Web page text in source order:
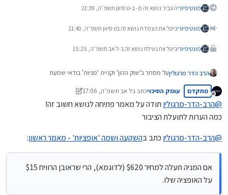
מונטיפיוריהעביר נושא זה מ- ב-ט סיוון תשפ״ה, 21:39
מונטיפיוריביטל את הצמדת נושא זה בט סיוון תשפ״ה, 21:40
מונטיפיוריביטל את נעילת נושא זה ב-ל אב תשפ״ה, 15:25
הרב הדר מרגוליןעל מסחר ב'שוק ההון' וקניית 'מניות' בודאי שמעת
ברצוני ליידע אותך על אמצעי נוסף להשקעה בשוק ההון ושמה
'אופציות'.
השאלה היא: - האם זה בשבילך?
מטרה אחת בלבד יש לפרק הזה: לעזור לך להחליט אודות
הקדמה:
הצורך בכסף, ידוע. והרצון להשקיע ולהגדיל את סכום הכסף
ידוע.
יש אפיק השקעה שיתכן ומתאים לך. יש בו מעלות רבות. אשתדל
שצריך לענות עליהן, שלא נתייחס להן בפרק זה. כאן נתמקד רק
בהבהרת הנקודה האחת: האם זה מתאים לצרכים שלך. אם
"אופציות" – במה מדובר?
"אופציות" מגדילות מאד את האחוזים שאפשר להרוויח. ומאידך,
מנותק
מתקדם עומק הסיכויכתב בל אב תשפ״ה, 17:06
נערך לאחרונה על ידי עומק הסיכוי
@הרב-הדר-מרגוליןתודה על מאמר פתיחה לנושא חשוב זה!
כמה הערות לתועלת הציבור
@הרב-הדר-מרגוליןכתב בהשקעה ושמה 'אופציות' - מאמר ראשון:
אם המניה תעלה למחיר $620 (לדוגמא), הרי שראובן הרוויח $15
על האופציה שלו.